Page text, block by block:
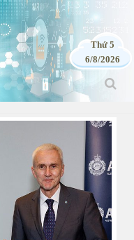
Thứ 5
6/8/2026